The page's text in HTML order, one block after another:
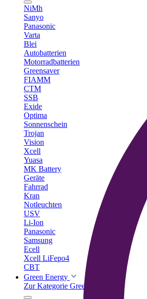
NiMh
Sanyo
Panasonic
Varta
Blei
Autobatterien
Motorradbatterien
Greensaver
FIAMM
CTM
SSB
Exide
Optima
Sonnenschein
Trojan
Vision
Xcell
Yuasa
MK Battery
Geräte
Fahrrad
Kran
Notleuchten
USV
Li-Ion
Panasonic
Samsung
Ecell
Xcell LiFepo4
CBT
Green Energy
Zur Kategorie Green Energy